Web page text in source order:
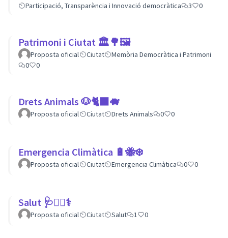
Participació, Transparència i Innovació democràtica
3 0
Patrimoni i Ciutat 🏛🌳🖼
Proposta oficial Ciutat
Memòria Democràtica i Patrimoni
0
0
Drets Animals 🐶🐈‍⬛️🐗
Proposta oficial Ciutat Drets Animals 0 0
Emergencia Climàtica 🔋🐝❄️
Proposta oficial Ciutat Emergencia Climàtica 0 0
Salut 🩺👩‍⚕️⚕
Proposta oficial Ciutat Salut 1 0